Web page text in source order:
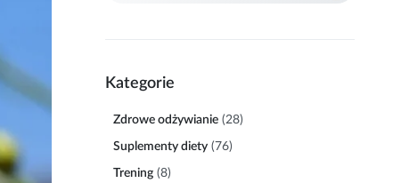
Kategorie
Zdrowe odżywianie (28)
Suplementy diety (76)
Trening (8)